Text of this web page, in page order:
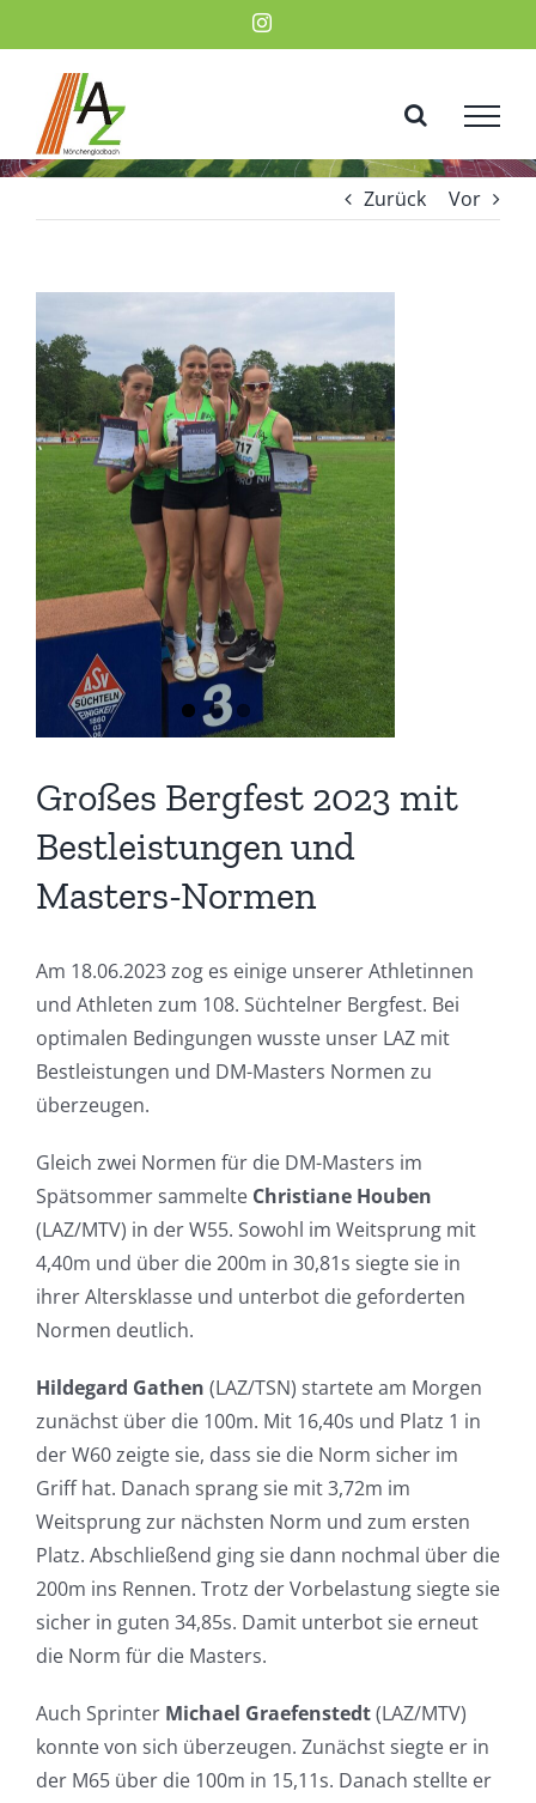
Inhalt
springen
Instagram
Zurück Vor
grösseres
Bild
Großes Bergfest 2023 mit
Bestleistungen und
Masters-Normen
Am 18.06.2023 zog es einige unserer Athletinnen
und Athleten zum 108. Süchtelner Bergfest. Bei
optimalen Bedingungen wusste unser LAZ mit
Bestleistungen und DM-Masters Normen zu
überzeugen.
Gleich zwei Normen für die DM-Masters im
Spätsommer sammelte Christiane Houben
(LAZ/MTV) in der W55. Sowohl im Weitsprung mit
4,40m und über die 200m in 30,81s siegte sie in
ihrer Altersklasse und unterbot die geforderten
Normen deutlich.
Hildegard Gathen (LAZ/TSN) startete am Morgen
zunächst über die 100m. Mit 16,40s und Platz 1 in
der W60 zeigte sie, dass sie die Norm sicher im
Griff hat. Danach sprang sie mit 3,72m im
Weitsprung zur nächsten Norm und zum ersten
Platz. Abschließend ging sie dann nochmal über die
200m ins Rennen. Trotz der Vorbelastung siegte sie
sicher in guten 34,85s. Damit unterbot sie erneut
die Norm für die Masters.
Auch Sprinter Michael Graefenstedt(LAZ/MTV)
konnte von sich überzeugen. Zunächst siegte er in
der M65 über die 100m in 15,11s. Danach stellte er